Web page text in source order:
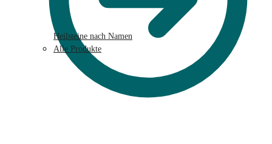
Heilsteine nach Namen
Alle Produkte